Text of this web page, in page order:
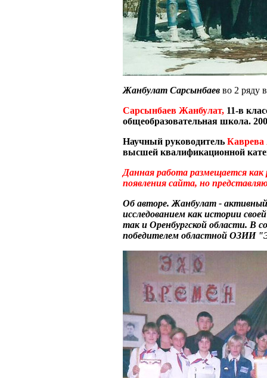
Жанбулат Сарсынбаев во 2 ряду
Сарсынбаев Жанбулат, 11-в
общеобразовательная школа.
Научный руководитель
высшей квалификационной
Данная работа размещается
появления сайта, но
Об авторе. Жанбулат -
исследованием как истории
так и Оренбургской области. В
победителем областной ОЗИИ